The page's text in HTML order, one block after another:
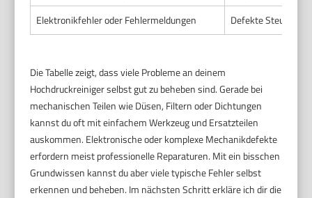
Elektronikfehler oder Fehlermeldungen
Defekte Steuerung
Die Tabelle zeigt, dass viele Probleme an deinem
Hochdruckreiniger selbst gut zu beheben sind. Gerade bei
mechanischen Teilen wie Düsen, Filtern oder Dichtungen
kannst du oft mit einfachem Werkzeug und Ersatzteilen
auskommen. Elektronische oder komplexe Mechanikdefekte
erfordern meist professionelle Reparaturen. Mit ein bisschen
Grundwissen kannst du aber viele typische Fehler selbst
erkennen und beheben. Im nächsten Schritt erkläre ich dir die